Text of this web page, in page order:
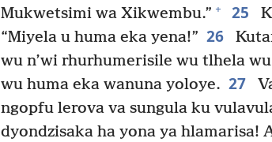
Mukwetsimi wa Xikwembu.” + 25
“Miyela u huma eka yena!” 26
wu n’wi rhurhumerisile wu tlhela
wu huma eka wanuna yoloye. 27
ngopfu lerova va sungula ku
dyondzisaka ha yona ya hlamarisa!